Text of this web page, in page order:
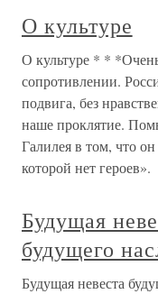
О культуре
О культуре * *
сопротивлении.
подвига, без
наше проклятие.
Галилея в том, что он
которой нет героев».
Будущая
будущего
Будущая невеста